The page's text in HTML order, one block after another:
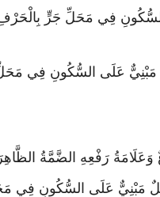
فِي مَحَلِّ جَرٍّ
عَلَى السُّكُونِ فِي
وَعَلَامَةُ رَفْعِهِ الضَّمَّةُ
مَبْنِيٌّ عَلَى السُّكُونِ فِي